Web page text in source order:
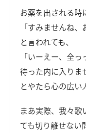
お薬を出される時
「すみませんね、
と言われても、
「いーえー、全
待った内に入りま
とやたら心の広い
まあ実際、我々歌
ても切り離せない